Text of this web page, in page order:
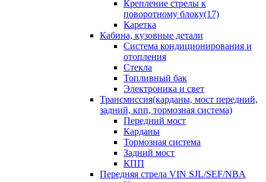
Крепление стрелы к
поворотному блоку(17)
Каретка
Кабина, кузовные детали
Система кондиционирования и
отопления
Стекла
Топливный бак
Электроника и свет
Трансмиссия(карданы, мост передний,
задний, кпп, тормозная система)
Передний мост
Карданы
Тормозная система
Задний мост
КПП
Передняя стрела VIN SJL/SEF/NBA